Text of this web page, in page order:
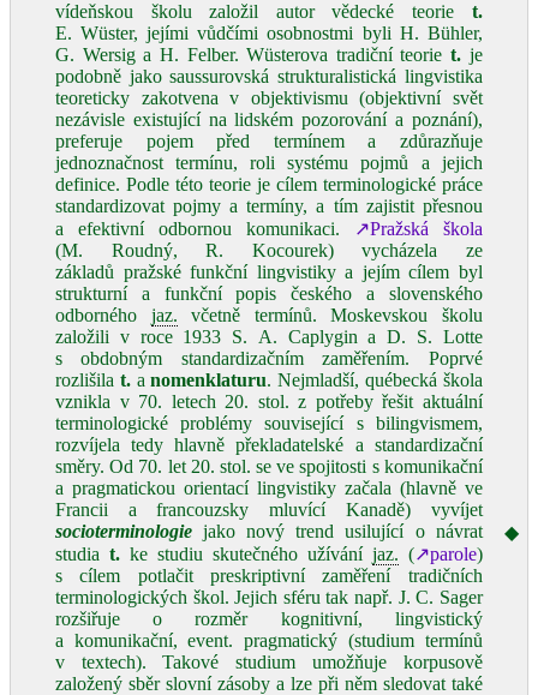
vídeňskou školu založil autor vědecké teorie t.
E. Wüster, jejími vůdčími osobnostmi byli H. Bühler,
G. Wersig a H. Felber. Wüsterova tradiční teoriet. je
podobně jako saussurovská strukturalistická lingvistika
teoreticky zakotvena v objektivismu (objektivní svět
nezávisle existující na lidském pozorování a poznání),
preferuje pojem před termínem a zdůrazňuje
jednoznačnost termínu, roli systému pojmů a jejich
definice. Podle této teorie je cílem terminologické práce
standardizovat pojmy a termíny, a tím zajistit přesnou
a efektivní odbornou komunikaci.
↗Pražská škola
(M. Roudný, R. Kocourek) vycházela ze
základů pražské funkční lingvistiky a jejím cílem byl
strukturní a funkční popis českého a slovenského
odborného jaz. včetně termínů. Moskevskou školu
založili v roce 1933 S. A. Caplygin a D. S. Lotte
s obdobným standardizačním zaměřením. Poprvé
rozlišila t.anomenklaturu. Nejmladší, québecká škola
vznikla v 70. letech 20. stol. z potřeby řešit aktuální
terminologické problémy související s bilingvismem,
rozvíjela tedy hlavně překladatelské a standardizační
směry. Od 70. let 20. stol. se ve spojitosti s komunikační
a pragmatickou orientací lingvistiky začala (hlavně ve
Francii a francouzsky mluvící Kanadě) vyvíjet
socioterminologie jako nový trend usilující o návrat
studia t.ke studiu skutečného užívání jaz. (↗parole)
s cílem potlačit preskriptivní zaměření tradičních
terminologických škol. Jejich sféru tak např. J. C. Sager
rozšiřuje o rozměr kognitivní, lingvistický
a komunikační, event. pragmatický (studium termínů
v textech). Takové studium umožňuje korpusově
založený sběr slovní zásoby a lze při něm sledovat také
◆